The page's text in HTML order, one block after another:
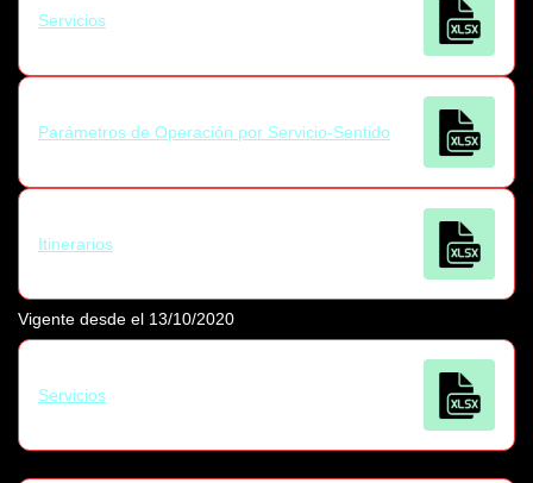
Servicios
Parámetros de Operación por Servicio-Sentido
Itinerarios
Vigente desde el 13/10/2020
Servicios